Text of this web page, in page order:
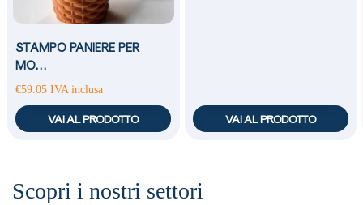
STAMPO PANIERE PER
MO…
€59.05 IVA inclusa
VAI AL PRODOTTO VAI AL PRODOTTO
Scopri i nostri settori